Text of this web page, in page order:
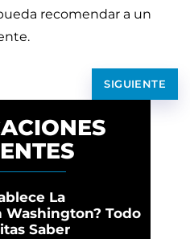
recomendar a un
SIGUIENTE
La
Washington? Todo
Saber